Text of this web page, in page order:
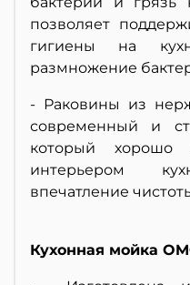
позволяет
гигиены на
размножение
- Раковины из
современный и
который хорошо
интерьером
впечатление
Кухонная мойка